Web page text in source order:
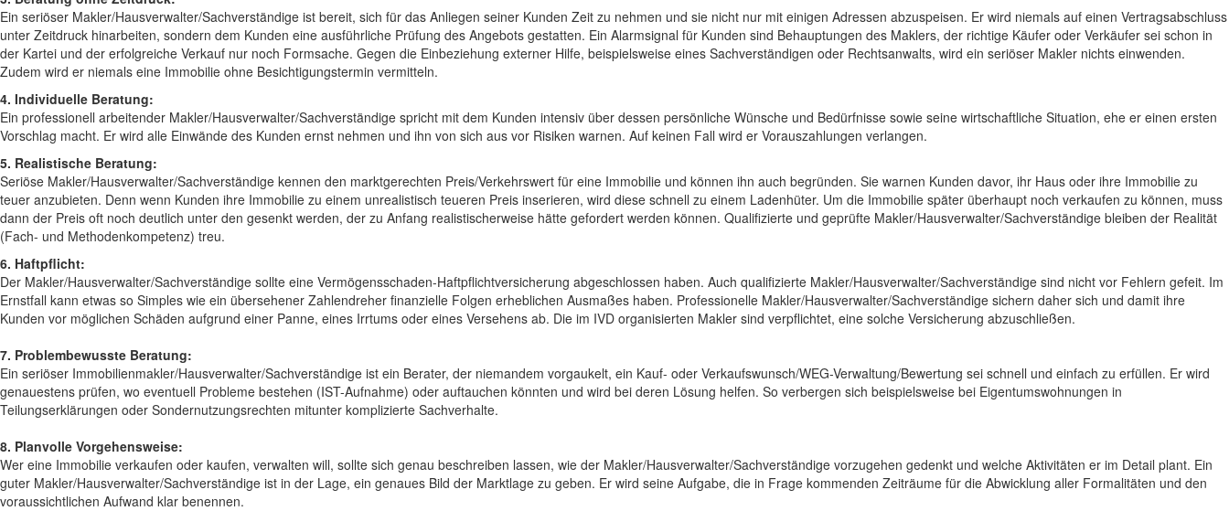
Ein seriöser Makler/Hausverwalter/Sachverständige ist bereit, sich für das Anliegen seiner Kunden Zeit zu nehmen und sie nicht nur mit einigen Adressen abzuspeisen. Er wird niemals auf einen Vertragsabschluss
unter Zeitdruck hinarbeiten, sondern dem Kunden eine ausführliche Prüfung des Angebots gestatten. Ein Alarmsignal für Kunden sind Behauptungen des Maklers, der richtige Käufer oder Verkäufer sei schon in
der Kartei und der erfolgreiche Verkauf nur noch Formsache. Gegen die Einbeziehung externer Hilfe, beispielsweise eines Sachverständigen oder Rechtsanwalts, wird ein seriöser Makler nichts einwenden.
Zudem wird er niemals eine Immobilie ohne Besichtigungstermin vermitteln.
4. Individuelle Beratung:
Ein professionell arbeitender Makler/Hausverwalter/Sachverständige spricht mit dem Kunden intensiv über dessen persönliche Wünsche und Bedürfnisse sowie seine wirtschaftliche Situation, ehe er einen ersten
Vorschlag macht. Er wird alle Einwände des Kunden ernst nehmen und ihn von sich aus vor Risiken warnen. Auf keinen Fall wird er Vorauszahlungen verlangen.
5. Realistische Beratung:
Seriöse Makler/Hausverwalter/Sachverständige kennen den marktgerechten Preis/Verkehrswert für eine Immobilie und können ihn auch begründen. Sie warnen Kunden davor, ihr Haus oder ihre Immobilie zu
teuer anzubieten. Denn wenn Kunden ihre Immobilie zu einem unrealistisch teueren Preis inserieren, wird diese schnell zu einem Ladenhüter. Um die Immobilie später überhaupt noch verkaufen zu können, muss
dann der Preis oft noch deutlich unter den gesenkt werden, der zu Anfang realistischerweise hätte gefordert werden können. Qualifizierte und geprüfte Makler/Hausverwalter/Sachverständige bleiben der Realität
(Fach- und Methodenkompetenz) treu.
6. Haftpflicht:
Der Makler/Hausverwalter/Sachverständige sollte eine Vermögensschaden-Haftpflichtversicherung abgeschlossen haben. Auch qualifizierte Makler/Hausverwalter/Sachverständige sind nicht vor Fehlern gefeit. Im
Ernstfall kann etwas so Simples wie ein übersehener Zahlendreher finanzielle Folgen erheblichen Ausmaßes haben. Professionelle Makler/Hausverwalter/Sachverständige sichern daher sich und damit ihre
Kunden vor möglichen Schäden aufgrund einer Panne, eines Irrtums oder eines Versehens ab. Die im IVD organisierten Makler sind verpflichtet, eine solche Versicherung abzuschließen.
7. Problembewusste Beratung:
Ein seriöser Immobilienmakler/Hausverwalter/Sachverständige ist ein Berater, der niemandem vorgaukelt, ein Kauf- oder Verkaufswunsch/WEG-Verwaltung/Bewertung sei schnell und einfach zu erfüllen. Er wird
genauestens prüfen, wo eventuell Probleme bestehen (IST-Aufnahme) oder auftauchen könnten und wird bei deren Lösung helfen. So verbergen sich beispielsweise bei Eigentumswohnungen in
Teilungserklärungen oder Sondernutzungsrechten mitunter komplizierte Sachverhalte.
8. Planvolle Vorgehensweise:
Wer eine Immobilie verkaufen oder kaufen, verwalten will, sollte sich genau beschreiben lassen, wie der Makler/Hausverwalter/Sachverständige vorzugehen gedenkt und welche Aktivitäten er im Detail plant. Ein
guter Makler/Hausverwalter/Sachverständige ist in der Lage, ein genaues Bild der Marktlage zu geben. Er wird seine Aufgabe, die in Frage kommenden Zeiträume für die Abwicklung aller Formalitäten und den
voraussichtlichen Aufwand klar benennen.